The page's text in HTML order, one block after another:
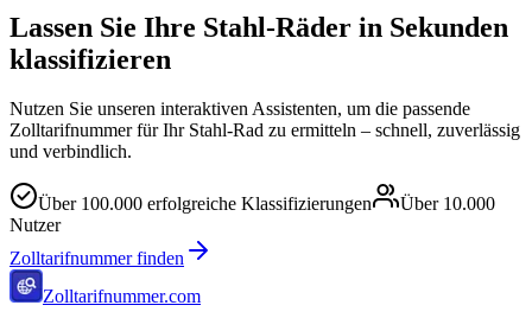
Lassen Sie Ihre Stahl-Räder in Sekunden
klassifizieren
Nutzen Sie unseren interaktiven Assistenten, um die passende
Zolltarifnummer für Ihr Stahl-Rad zu ermitteln – schnell, zuverlässig
und verbindlich.
Über 100.000 erfolgreiche Klassifizierungen Über 10.000
Nutzer
Zolltarifnummer finden
Zolltarifnummer.com